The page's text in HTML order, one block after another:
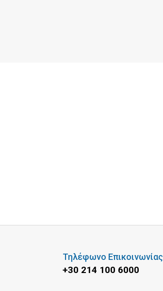
Τηλέφωνο Επικοινωνίας
+30 214 100 6000